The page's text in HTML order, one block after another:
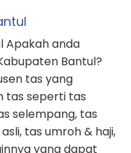
Apakah anda
Bantul?
tas yang
tas seperti tas
selempang, tas
tas umroh & haji,
yang dapat